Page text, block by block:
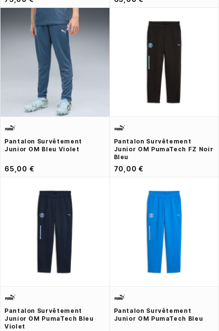
Pantalon Survêtement
Junior OM Bleu Violet
65,00 €
Pantalon Survêtement
Junior OM PumaTech FZ Noir
Bleu
70,00 €
Pantalon Survêtement
Junior OM PumaTech Bleu
Violet
Pantalon Survêtement
Junior OM PumaTech Bleu